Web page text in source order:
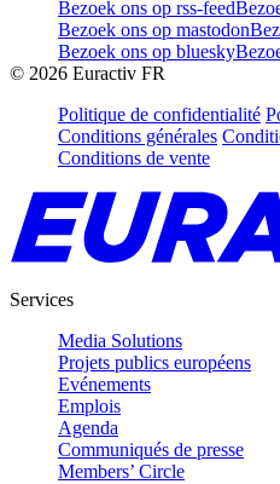
Bezoek ons op rss-feed
Bezoek ons op mastodon
Bezoek ons op bluesky
© 2026 Euractiv FR
Politique de confidentialité
Conditions générales
Conditions de vente
Services
Media Solutions
Projets publics européens
Evénements
Emplois
Agenda
Communiqués de presse
Members’ Circle